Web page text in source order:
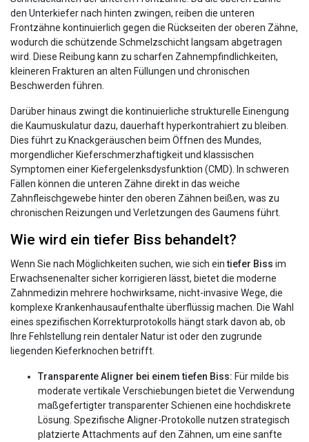
den Unterkiefer nach hinten zwingen, reiben die unteren
Frontzähne kontinuierlich gegen die Rückseiten der oberen Zähne,
wodurch die schützende Schmelzschicht langsam abgetragen
wird. Diese Reibung kann zu scharfen Zahnempfindlichkeiten,
kleineren Frakturen an alten Füllungen und chronischen
Beschwerden führen.
Darüber hinaus zwingt die kontinuierliche strukturelle Einengung
die Kaumuskulatur dazu, dauerhaft hyperkontrahiert zu bleiben.
Dies führt zu Knackgeräuschen beim Öffnen des Mundes,
morgendlicher Kieferschmerzhaftigkeit und klassischen
Symptomen einer Kiefergelenksdysfunktion (CMD). In schweren
Fällen können die unteren Zähne direkt in das weiche
Zahnfleischgewebe hinter den oberen Zähnen beißen, was zu
chronischen Reizungen und Verletzungen des Gaumens führt.
Wie wird ein tiefer Biss behandelt?
Wenn Sie nach Möglichkeiten suchen, wie sich eintiefer Biss im
Erwachsenenalter sicher korrigieren lässt, bietet die moderne
Zahnmedizin mehrere hochwirksame, nicht-invasive Wege, die
komplexe Krankenhausaufenthalte überflüssig machen. Die Wahl
eines spezifischen Korrekturprotokolls hängt stark davon ab, ob
Ihre Fehlstellung rein dentaler Natur ist oder den zugrunde
liegenden Kieferknochen betrifft.
Transparente Aligner bei einem tiefen Biss: Für milde bis
moderate vertikale Verschiebungen bietet die Verwendung
maßgefertigter transparenter Schienen eine hochdiskrete
Lösung. Spezifische Aligner-Protokolle nutzen strategisch
platzierte Attachments auf den Zähnen, um eine sanfte